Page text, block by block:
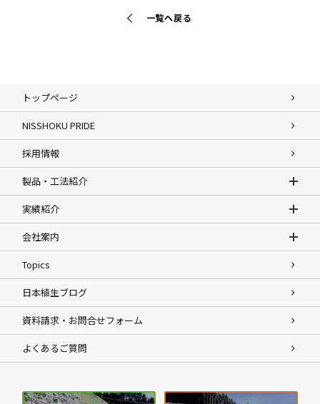
一覧へ戻る
トップページ
NISSHOKU PRIDE
採用情報
製品・工法紹介
実績紹介
会社案内
Topics
日本植生ブログ
資料請求・お問合せフォーム
よくあるご質問